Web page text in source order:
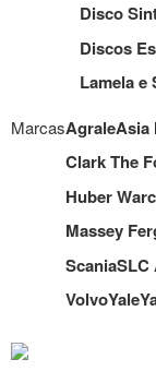
Disco
Discos
Lamela e
MarcasAgraleAsia
Clark The
Huber
Massey
ScaniaSLC
VolvoYale